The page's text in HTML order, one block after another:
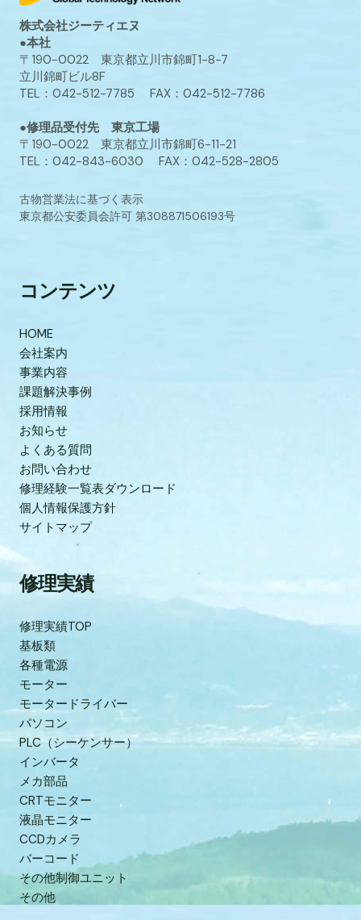
株式会社ジーティエヌ
●本社
〒190-0022 東京都立川市錦町1-8-7
立川錦町ビル8F
TEL：042-512-7785 FAX：042-512-7786
●修理品受付先 東京工場
〒190-0022 東京都立川市錦町6-11-21
TEL：042-843-6030 FAX：042-528-2805
古物営業法に基づく表示
東京都公安委員会許可 第308871506193号
コンテンツ
HOME
会社案内
事業内容
課題解決事例
採用情報
お知らせ
よくある質問
お問い合わせ
修理経験一覧表ダウンロード
個人情報保護方針
サイトマップ
修理実績
修理実績TOP
基板類
各種電源
モーター
モータードライバー
パソコン
PLC（シーケンサー）
インバータ
メカ部品
CRTモニター
液晶モニター
CCDカメラ
バーコード
その他制御ユニット
その他